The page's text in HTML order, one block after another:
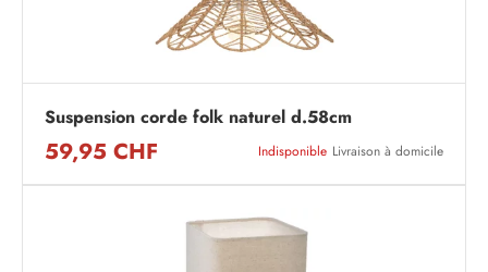
Suspension corde folk naturel d.58cm
59,95 CHF Indisponible Livraison à domicile